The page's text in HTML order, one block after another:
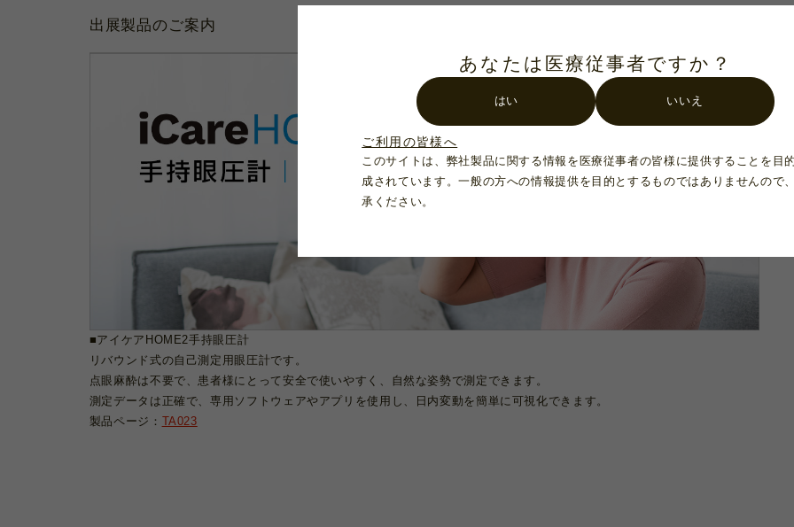
あなたは医療従事者ですか？
はい いいえ
ご利用の皆様へ
このサイトは、弊社製品に関する情報を医療従事者の皆様に提供することを目
成されています。一般の方への情報提供を目的とするものではありませんので
承ください。
出展製品のご案内
■アイケアHOME2手持眼圧計
リバウンド式の自己測定用眼圧計です。
点眼麻酔は不要で、患者様にとって安全で使いやすく、自然な姿勢で測定できます。
測定データは正確で、専用ソフトウェアやアプリを使用し、日内変動を簡単に可視化できます。
製品ページ：
TA023